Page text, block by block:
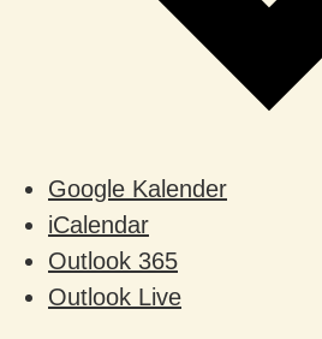
Google Kalender
iCalendar
Outlook 365
Outlook Live